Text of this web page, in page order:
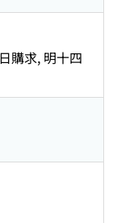
購求, 明十四